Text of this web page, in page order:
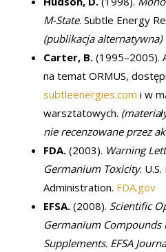
M-State. Subtle Energy
(publikacja alternatywna)
Carter, B.(1995–2005).
na temat ORMUS,
subtleenergies.com i w
warsztatowych.
nie recenzowane przez
FDA.(2003). Warning
Germanium Toxicity.
Administration. FDA.gov
EFSA.(2008). Scientific
Germanium Compounds
Supplements. EFSA